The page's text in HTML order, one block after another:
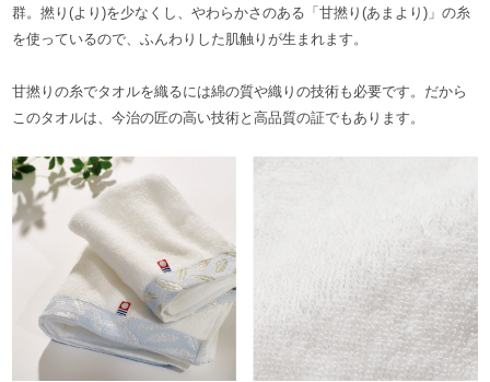
群。撚り(より)を少なくし、やわらかさのある「甘撚り(あまより)」の糸
を使っているので、ふんわりした肌触りが生まれます。
甘撚りの糸でタオルを織るには綿の質や織りの技術も必要です。だから
このタオルは、今治の匠の高い技術と高品質の証でもあります。